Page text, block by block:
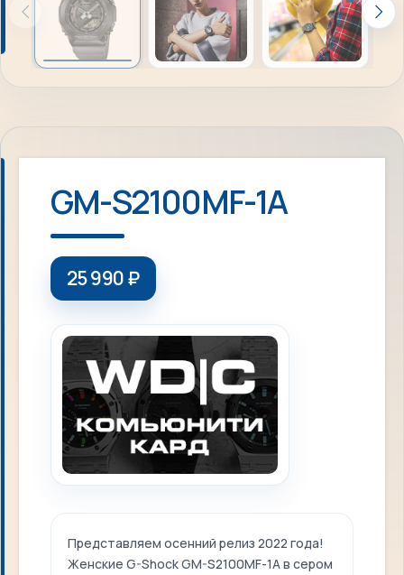
GM-S2100MF-1A
25 990₽
Представляем осенний релиз 2022 года!
Женские G-Shock GM-S2100MF-1A в сером